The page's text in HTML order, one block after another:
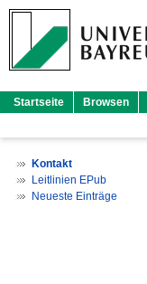
Startseite Browsen
Kontakt
Leitlinien EPub
Neueste Einträge